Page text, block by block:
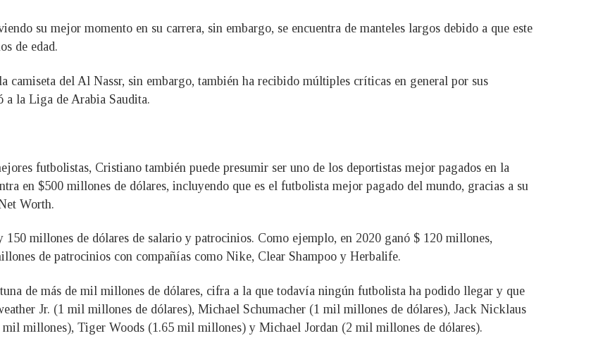
su mejor momento en su carrera, sin embargo, se encuentra de manteles largos debido a que este
de edad.
camiseta del Al Nassr, sin embargo, también ha recibido múltiples críticas en general por sus
a la Liga de Arabia Saudita.
futbolistas, Cristiano también puede presumir ser uno de los deportistas mejor pagados en la
en $500 millones de dólares, incluyendo que es el futbolista mejor pagado del mundo, gracias a su
Worth.
millones de dólares de salario y patrocinios. Como ejemplo, en 2020 ganó $ 120 millones,
de patrocinios con compañías como Nike, Clear Shampoo y Herbalife.
de más de mil millones de dólares, cifra a la que todavía ningún futbolista ha podido llegar y que
Jr. (1 mil millones de dólares), Michael Schumacher (1 mil millones de dólares), Jack Nicklaus
millones), Tiger Woods (1.65 mil millones) y Michael Jordan (2 mil millones de dólares).